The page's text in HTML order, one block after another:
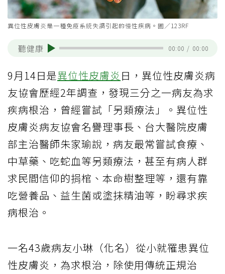
異位性皮膚炎是一種免疫系統失調引起的慢性疾病。圖／123RF
聽健康 00:00 / 00:00
9月14日是異位性皮膚炎 日，異位性皮膚炎病
友協會歷經2年調查，發現三分之一病友為求
疾病根治，曾經嘗試「另類療法」。異位性
皮膚炎病友協會名譽理事長、台大醫院皮膚
部主治醫師朱家瑜說，病友最常嘗試食療、
中草藥、吃蛇血等另類療法，甚至有病人群
求民間信仰的捐棺、本命樹整理等，還有靠
吃營養品、益生菌或塗抹精油等，盼尋求疾
病根治。
一名43歲病友小琳（化名）從小就罹患異位
性皮膚炎，為求根治，除使用傳統正規治